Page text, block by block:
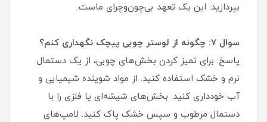
بپردازید. این یک تعهد بی‌چون‌وچرای ماست.
سوال ۷: چگونه از لوستر چوبی پیچک نگهداری کنم؟
پاسخ: برای تمیز کردن بخش‌های چوبی، از یک دستمال
نرم و خشک استفاده کنید. از مواد شوینده شیمیایی و
آب خودداری کنید. بخش‌های شیشه‌ای یا فلزی را با
دستمال مرطوب و سپس خشک پاک کنید. لامپ‌های